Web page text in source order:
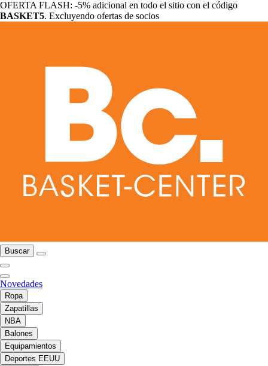
OFERTA FLASH: -5% adicional en todo el sitio con el código
BASKET5. Excluyendo ofertas de socios
Buscar
Novedades
Ropa
Zapatillas
NBA
Balones
Equipamientos
Deportes EEUU